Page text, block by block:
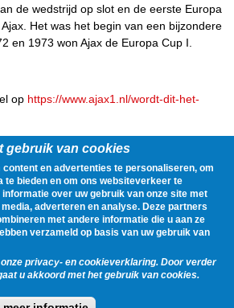
de wedstrijd op slot en de eerste Europa
Het was het begin van een bijzondere
en 1973 won Ajax de Europa Cup I.
op https://www.ajax1.nl/wordt-dit-het-
2020 - 09:45
van Dijk,Edwin van der Sar
League,Jubileum
,Panathinaikos FC
om een overzicht te geven van het nieuws dat
gebruik van cookies
en advertenties te personaliseren, om
te bieden en om ons websiteverkeer te
over uw gebruik van onze site met
adverteren en analyse. Deze partners
met andere informatie die u aan ze
verzameld op basis van uw gebruik van
privacy- en cookieverklaring. Door verder
u akkoord met het gebruik van cookies.